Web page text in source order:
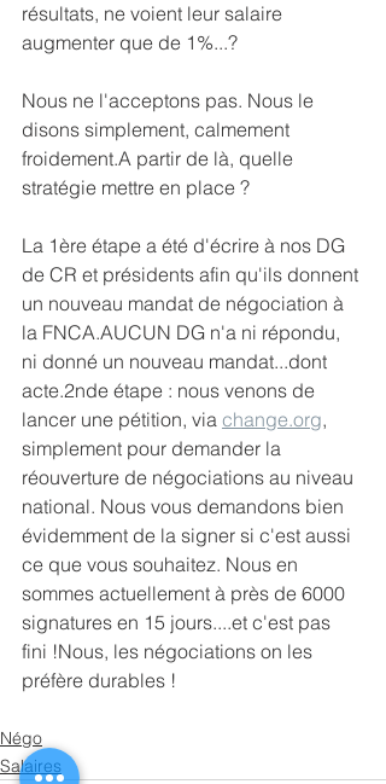
résultats, ne voient leur salaire
augmenter que de 1%...?
Nous ne l'acceptons pas. Nous le
disons simplement, calmement
froidement.A partir de là, quelle
stratégie mettre en place ?
La 1ère étape a été d'écrire à nos DG
de CR et présidents afin qu'ils donnent
un nouveau mandat de négociation à
la FNCA.AUCUN DG n'a ni répondu,
ni donné un nouveau mandat...dont
acte.2nde étape : nous venons de
lancer une pétition, via change.org,
simplement pour demander la
réouverture de négociations au niveau
national. Nous vous demandons bien
évidemment de la signer si c'est aussi
ce que vous souhaitez. Nous en
sommes actuellement à près de 6000
signatures en 15 jours....et c'est pas
fini !Nous, les négociations on les
préfère durables !
Négo
Salaires